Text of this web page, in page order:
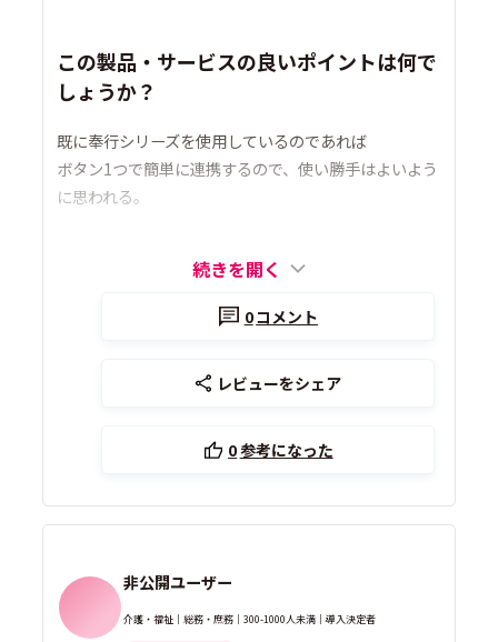
この製品・サービスの良いポイントは何で
しょうか？
既に奉行シリーズを使用しているのであれば
ボタン1つで簡単に連携するので、使い勝手はよいよう
に思われる。
続きを開く
0コメント
レビューをシェア
0参考になった
非公開ユーザー
介護・福祉｜総務・庶務｜300-1000人未満｜導入決定者